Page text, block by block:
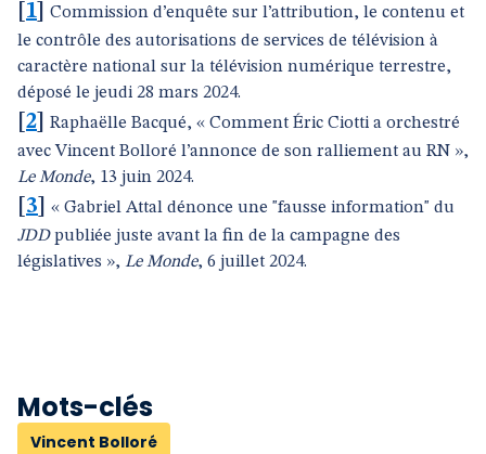
1
Commission d’enquête sur l’attribution, le contenu et
le contrôle des autorisations de services de télévision à
caractère national sur la télévision numérique terrestre,
déposé le jeudi 28 mars 2024.
2
Raphaëlle Bacqué, « Comment Éric Ciotti a orchestré
avec Vincent Bolloré l’annonce de son ralliement au RN »,
Le Monde, 13 juin 2024.
3
« Gabriel Attal dénonce une "fausse information" du
JDDpubliée juste avant la fin de la campagne des
législatives », Le Monde, 6 juillet 2024.
Mots-clés
Vincent Bolloré